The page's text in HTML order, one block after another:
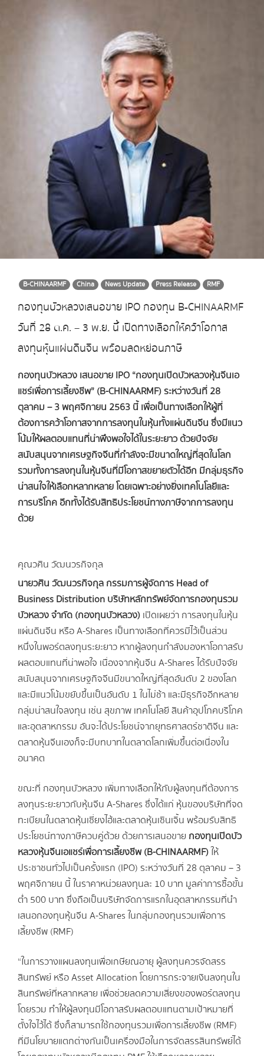
B-CHINAARMF China News Update Press Release RMF
กองทุนบัวหลวงเสนอขาย IPO กองทุน B-CHINAARMF
วันที่ 28 ต.ค. – 3 พ.ย. นี้ เปิดทางเลือกให้คว้าโอกาส
ลงทุนหุ้นแผ่นดินจีน พร้อมลดหย่อนภาษี
กองทุนบัวหลวง เสนอขายIPO “กองทุนเปิดบัวหลวงหุ้นจีนเอ
แชร์เพื่อการเลี้ยงชีพ”(B-CHINAARMF) ระหว่างวันที่ 28
ตุลาคม – 3 พฤศจิกายน 2563 นี้ เพื่อเป็นทางเลือกให้ผู้ที่
ต้องการคว้าโอกาสจากการลงทุนในหุ้นทั้งแผ่นดินจีน ซึ่งมีแนว
โน้มให้ผลตอบแทนที่น่าพึงพอใจได้ในระยะยาว ด้วยปัจจัย
สนับสนุนจากเศรษฐกิจจีนที่กำลังจะมีขนาดใหญ่ที่สุดในโลก
รวมทั้งการลงทุนในหุ้นจีนที่มีโอกาสขยายตัวได้อีก มีกลุ่มธุรกิจ
น่าสนใจให้เลือกหลากหลาย โดยเฉพาะอย่างยิ่งเทคโนโลยีและ
การบริโภค อีกทั้งได้รับสิทธิประโยชน์ทางภาษีจากการลงทุน
ด้วย
คุณวศิน วัฒนวรกิจกุล
นายวศิน วัฒนวรกิจกุลกรรมการผู้จัดการ Head of
Business Distribution บริษัทหลักทรัพย์จัดการกองทุนรวม
บัวหลวง จำกัด (กองทุนบัวหลวง)เปิดเผยว่า การลงทุนในหุ้น
แผ่นดินจีน หรือ A-Shares เป็นทางเลือกที่ควรมีไว้เป็นส่วน
หนึ่งในพอร์ตลงทุนระยะยาว หากผู้ลงทุนกำลังมองหาโอกาสรับ
ผลตอบแทนที่น่าพอใจ เนื่องจากหุ้นจีน A-Shares ได้รับปัจจัย
สนับสนุนจากเศรษฐกิจจีนมีขนาดใหญ่ที่สุดอันดับ 2 ของโลก
และมีแนวโน้มขยับขึ้นเป็นอันดับ 1 ในไม่ช้า และมีธุรกิจอีกหลาย
กลุ่มน่าสนใจลงทุน เช่น สุขภาพ เทคโนโลยี สินค้าอุปโภคบริโภค
และอุตสาหกรรม อันจะได้ประโยชน์จากยุทธศาสตร์ชาติจีน และ
ตลาดหุ้นจีนเองก็จะมีบทบาทในตลาดโลกเพิ่มขึ้นต่อเนื่องใน
อนาคต
ขณะที่ กองทุนบัวหลวง เพิ่มทางเลือกให้กับผู้ลงทุนที่ต้องการ
ลงทุนระยะยาวกับหุ้นจีน A-Shares ซึ่งได้แก่ หุ้นของบริษัทที่จด
ทะเบียนในตลาดหุ้นเซี่ยงไฮ้และตลาดหุ้นเซินเจิ้น พร้อมรับสิทธิ
ประโยชน์ทางภาษีควบคู่ด้วย ด้วยการเสนอขาย กองทุนเปิดบัว
หลวงหุ้นจีนเอแชร์เพื่อการเลี้ยงชีพ (B-CHINAARMF)ให้
ประชาชนทั่วไปเป็นครั้งแรก (IPO) ระหว่างวันที่ 28 ตุลาคม – 3
พฤศจิกายน นี้ ในราคาหน่วยลงทุนละ 10 บาท มูลค่าการซื้อขั้น
ต่ำ 500 บาท ซึ่งถือเป็นบริษัทจัดการแรกในอุตสาหกรรมที่นำ
เสนอกองทุนหุ้นจีน A-Shares ในกลุ่มกองทุนรวมเพื่อการ
เลี้ยงชีพ (RMF)
“ในการวางแผนลงทุนเพื่อเกษียณอายุ ผู้ลงทุนควรจัดสรร
สินทรัพย์ หรือ Asset Allocation โดยการกระจายเงินลงทุนใน
สินทรัพย์ที่หลากหลาย เพื่อช่วยลดความเสี่ยงของพอร์ตลงทุน
โดยรวม ทำให้ผู้ลงทุนมีโอกาสรับผลตอบแทนตามเป้าหมายที่
ตั้งใจไว้ได้ ซึ่งก็สามารถใช้กองทุนรวมเพื่อการเลี้ยงชีพ (RMF)
ที่มีนโยบายแตกต่างกันเป็นเครื่องมือในการจัดสรรสินทรัพย์ได้